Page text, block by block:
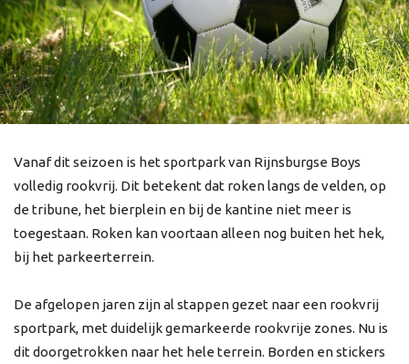
Vanaf dit seizoen is het sportpark van Rijnsburgse Boys
volledig rookvrij. Dit betekent dat roken langs de velden, op
de tribune, het bierplein en bij de kantine niet meer is
toegestaan. Roken kan voortaan alleen nog buiten het hek,
bij het parkeerterrein.
De afgelopen jaren zijn al stappen gezet naar een rookvrij
sportpark, met duidelijk gemarkeerde rookvrije zones. Nu is
dit doorgetrokken naar het hele terrein. Borden en stickers